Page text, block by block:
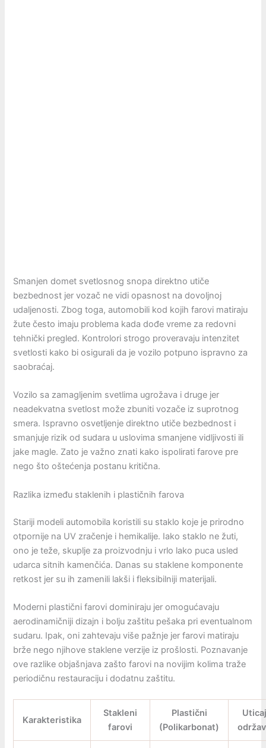
Smanjen domet svetlosnog snopa direktno utiče
bezbednost jer vozač ne vidi opasnost na dovoljnoj
udaljenosti. Zbog toga, automobili kod kojih farovi matiraju
žute često imaju problema kada dođe vreme za redovni
tehnički pregled. Kontrolori strogo proveravaju intenzitet
svetlosti kako bi osigurali da je vozilo potpuno ispravno za
saobraćaj.
Vozilo sa zamagljenim svetlima ugrožava i druge jer
neadekvatna svetlost može zbuniti vozače iz suprotnog
smera. Ispravno osvetljenje direktno utiče bezbednost i
smanjuje rizik od sudara u uslovima smanjene vidljivosti ili
jake magle. Zato je važno znati kako ispolirati farove pre
nego što oštećenja postanu kritična.
Razlika između staklenih i plastičnih farova
Stariji modeli automobila koristili su staklo koje je prirodno
otpornije na UV zračenje i hemikalije. Iako staklo ne žuti,
ono je teže, skuplje za proizvodnju i vrlo lako puca usled
udarca sitnih kamenčića. Danas su staklene komponente
retkost jer su ih zamenili lakši i fleksibilniji materijali.
Moderni plastični farovi dominiraju jer omogućavaju
aerodinamičniji dizajn i bolju zaštitu pešaka pri eventualnom
sudaru. Ipak, oni zahtevaju više pažnje jer farovi matiraju
brže nego njihove staklene verzije iz prošlosti. Poznavanje
ove razlike objašnjava zašto farovi na novijim kolima traže
periodičnu restauraciju i dodatnu zaštitu.
Karakteristika
Stakleni
farovi
Plastični
(Polikarbonat)